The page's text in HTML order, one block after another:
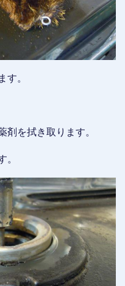
す。
剤を拭き取ります。
。